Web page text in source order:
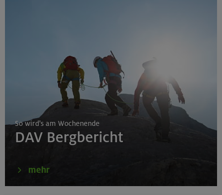
So wird's am Wochenende
DAV Bergbericht
mehr